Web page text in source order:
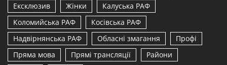
Ексклюзив
Жінки
Калуська РАФ
Коломийська РАФ
Косівська РАФ
Надвірнянська РАФ
Обласні змагання
Профі
Пряма мова
Прямі трансляції Райони